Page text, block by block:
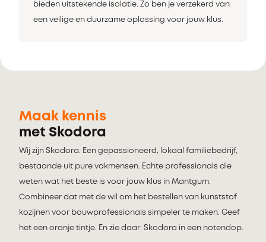
bieden uitstekende isolatie. Zo ben je verzekerd van
een veilige en duurzame oplossing voor jouw klus.
Maak kennis
met Skodora
Wij zijn Skodora. Een gepassioneerd, lokaal familiebedrijf,
bestaande uit pure vakmensen. Echte professionals die
weten wat het beste is voor jouw klus in Mantgum.
Combineer dat met de wil om het bestellen van kunststof
kozijnen voor bouwprofessionals simpeler te maken. Geef
het een oranje tintje. En zie daar: Skodora in een notendop.